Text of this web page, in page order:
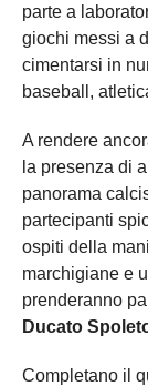
parte a
giochi messi a
cimentarsi in
baseball,
A rendere
la presenza di
panorama
partecipanti
ospiti della
marchigiane e
prenderanno
Ducato
Completano il